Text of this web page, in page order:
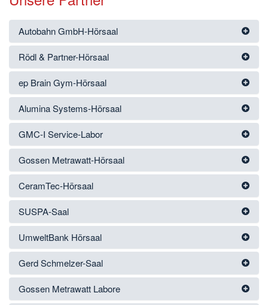
Autobahn GmbH-Hörsaal
Rödl & Partner-Hörsaal
ep Brain Gym-Hörsaal
Alumina Systems-Hörsaal
GMC-I Service-Labor
Gossen Metrawatt-Hörsaal
CeramTec-Hörsaal
SUSPA-Saal
UmweltBank Hörsaal
Gerd Schmelzer-Saal
Gossen Metrawatt Labore